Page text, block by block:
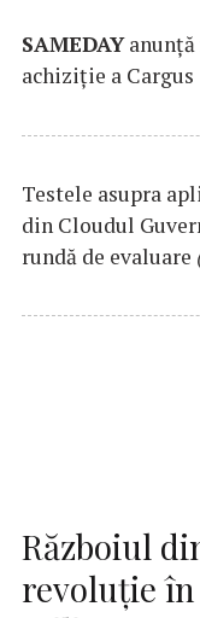
SAMEDAYanunță
achiziție a Cargus
Testele asupra
din Cloudul
rundă de evaluare
Războiul
revoluție